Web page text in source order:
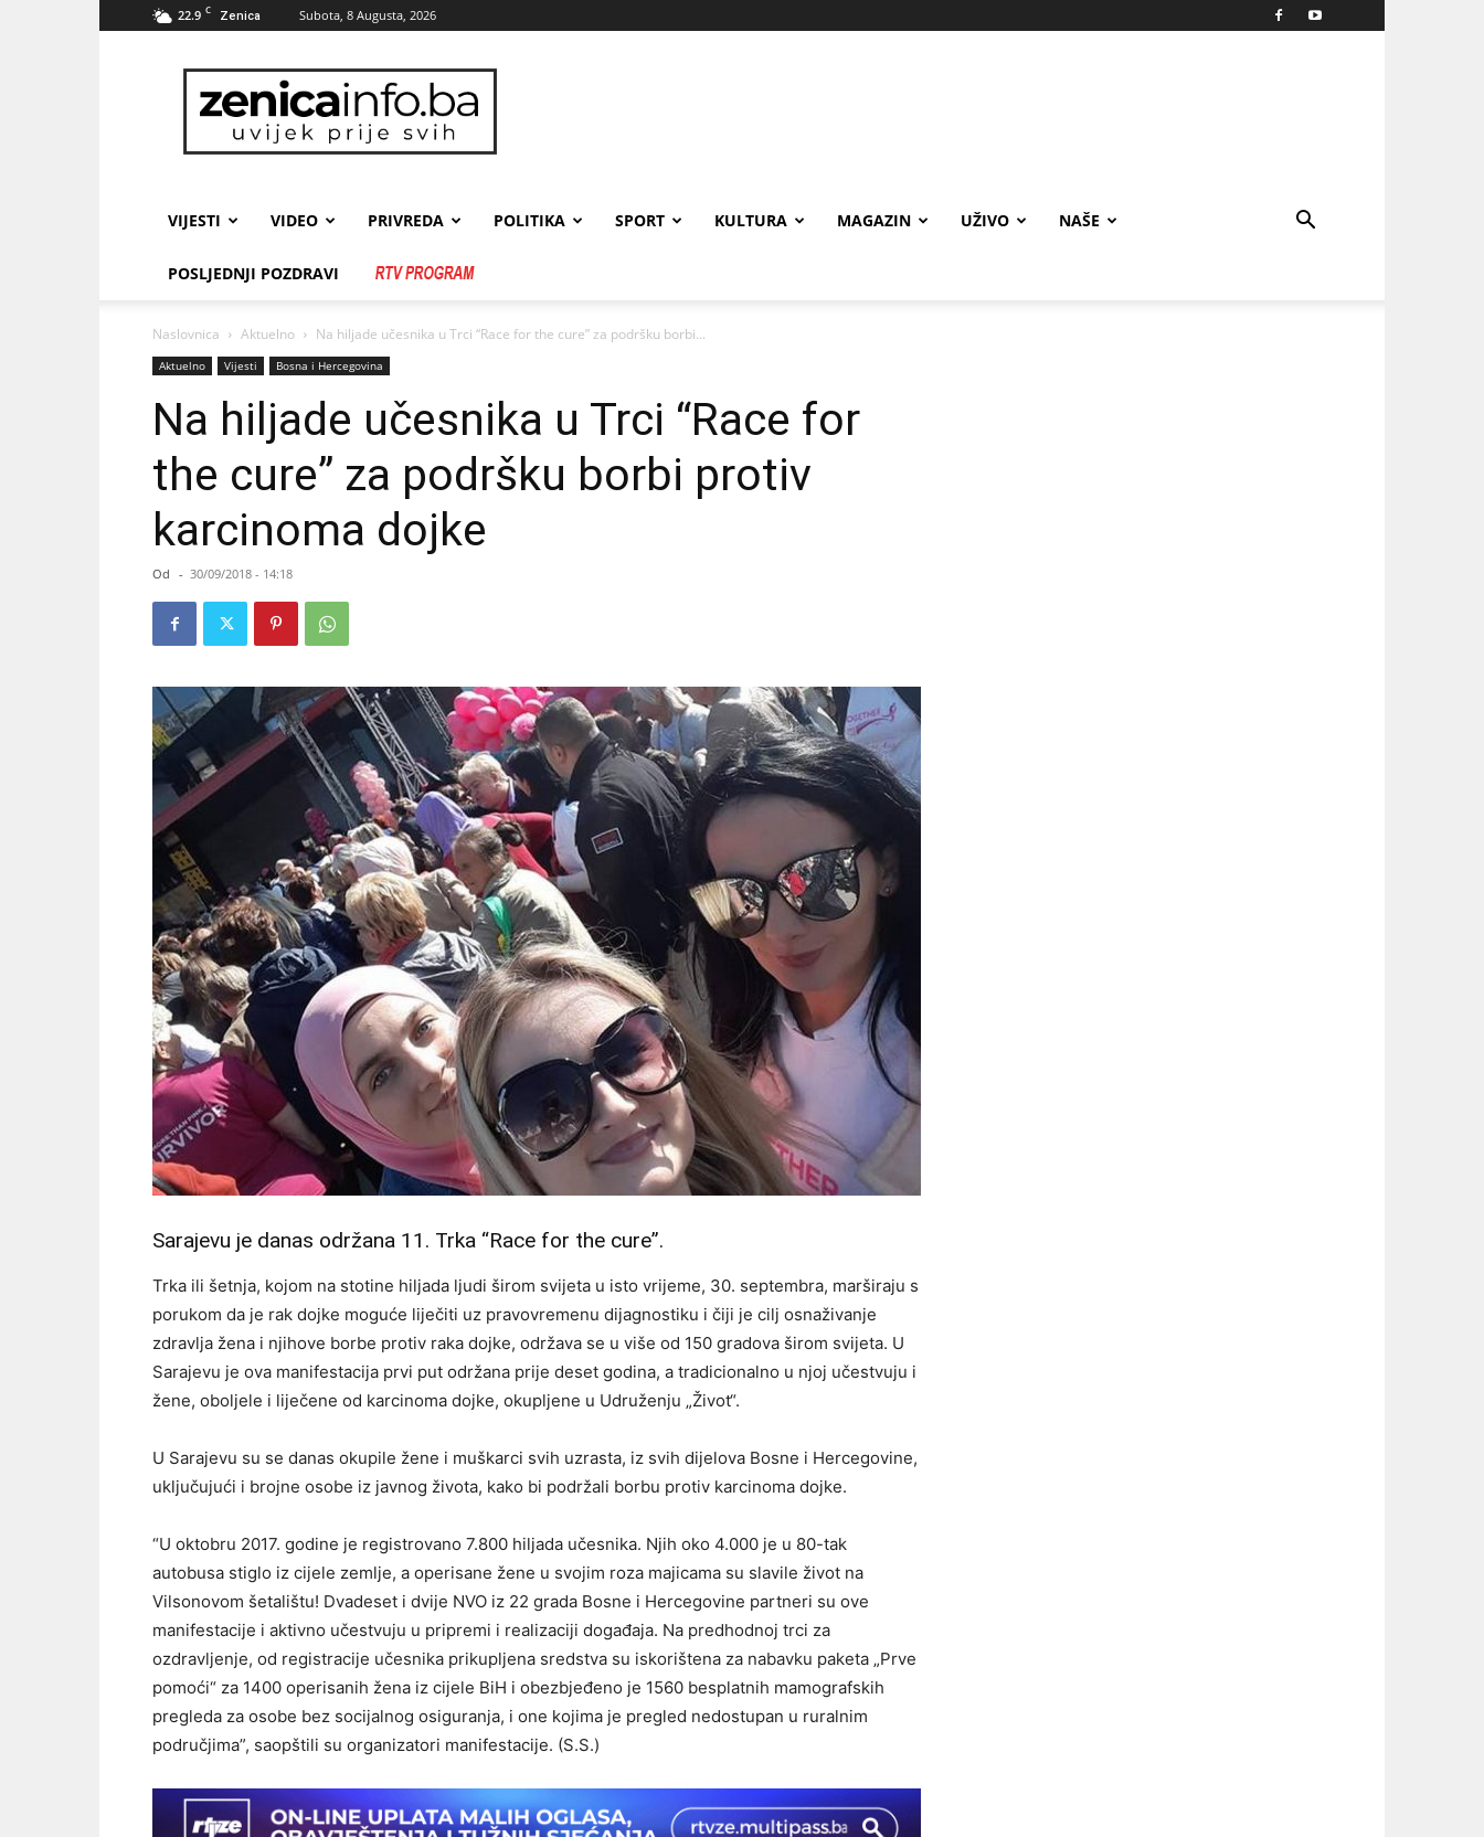
22.9 C Zenica Subota, 8 Augusta, 2026
zenicainfo.ba
VIJESTI VIDEO PRIVREDA POLITIKA SPORT KULTURA MAGAZIN UŽIVO NAŠE
POSLJEDNJI POZDRAVI
Naslovnica Aktuelno Na hiljade učesnika u Trci “Race for the cure” za podršku borbi...
Aktuelno Vijesti Bosna i Hercegovina
Na hiljade učesnika u Trci “Race for
the cure” za podršku borbi protiv
karcinoma dojke
Od - 30/09/2018 - 14:18
Sarajevu je danas održana 11. Trka “Race for the cure”.
Trka ili šetnja, kojom na stotine hiljada ljudi širom svijeta u isto vrijeme, 30. septembra, marširaju s
porukom da je rak dojke moguće liječiti uz pravovremenu dijagnostiku i čiji je cilj osnaživanje
zdravlja žena i njihove borbe protiv raka dojke, održava se u više od 150 gradova širom svijeta. U
Sarajevu je ova manifestacija prvi put održana prije deset godina, a tradicionalno u njoj učestvuju i
žene, oboljele i liječene od karcinoma dojke, okupljene u Udruženju „Život“.
U Sarajevu su se danas okupile žene i muškarci svih uzrasta, iz svih dijelova Bosne i Hercegovine,
uključujući i brojne osobe iz javnog života, kako bi podržali borbu protiv karcinoma dojke.
“U oktobru 2017. godine je registrovano 7.800 hiljada učesnika. Njih oko 4.000 je u 80-tak
autobusa stiglo iz cijele zemlje, a operisane žene u svojim roza majicama su slavile život na
Vilsonovom šetalištu! Dvadeset i dvije NVO iz 22 grada Bosne i Hercegovine partneri su ove
manifestacije i aktivno učestvuju u pripremi i realizaciji događaja. Na predhodnoj trci za
ozdravljenje, od registracije učesnika prikupljena sredstva su iskorištena za nabavku paketa „Prve
pomoći“ za 1400 operisanih žena iz cijele BiH i obezbjeđeno je 1560 besplatnih mamografskih
pregleda za osobe bez socijalnog osiguranja, i one kojima je pregled nedostupan u ruralnim
područjima”, saopštili su organizatori manifestacije. (S.S.)